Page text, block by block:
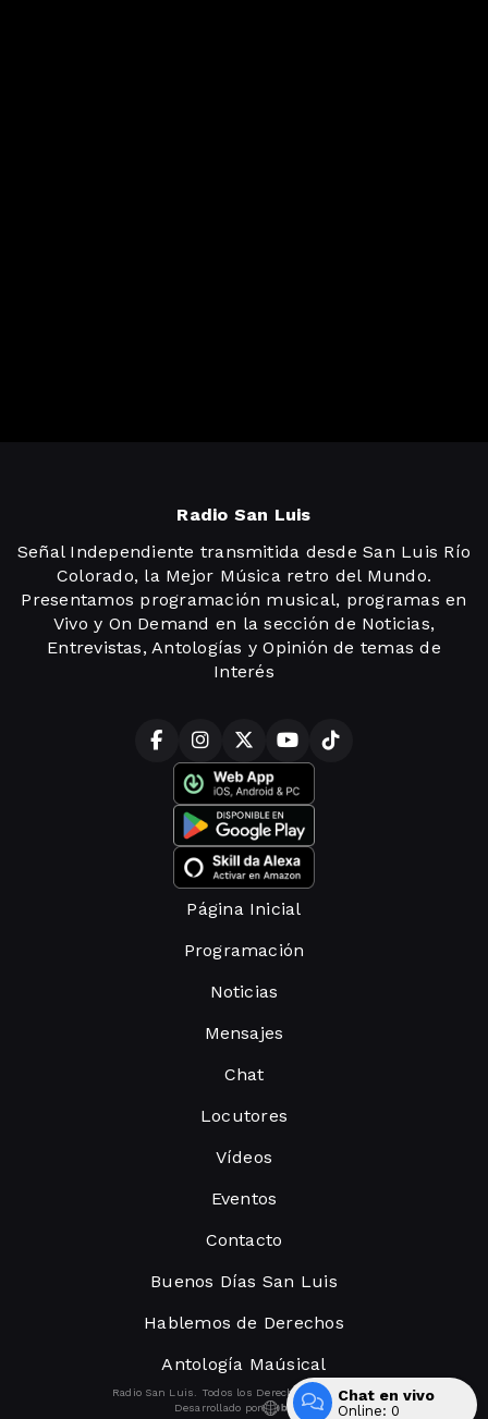
Radio San Luis
Señal Independiente transmitida desde San Luis Río
Colorado, la Mejor Música retro del Mundo.
Presentamos programación musical, programas en
Vivo y On Demand en la sección de Noticias,
Entrevistas, Antologías y Opinión de temas de
Interés
Página Inicial
Programación
Noticias
Mensajes
Chat
Locutores
Vídeos
Eventos
Contacto
Buenos Días San Luis
Hablemos de Derechos
Antología Maúsical
Radio San Luis. Todos los Derechos Reservados.
Desarrollado por
Chat en vivo
Online: 0